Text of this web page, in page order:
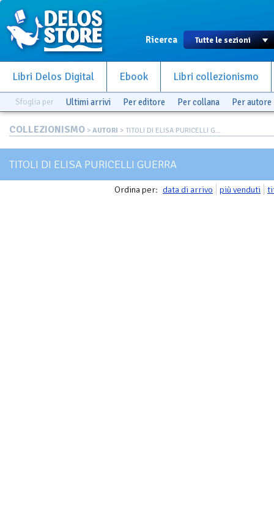
Ricerca
Libri Delos Digital Ebook Libri collezionismo
Sfoglia per Ultimi arrivi Per editore Per collana Per autore
COLLEZIONISMO > AUTORI > TITOLI DI ELISA PURICELLI G...
TITOLI DI ELISA PURICELLI GUERRA
Ordina per: data di arrivo più venduti